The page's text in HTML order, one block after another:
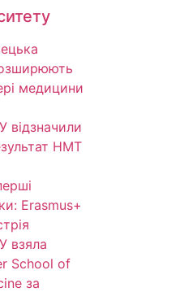
медицини
відзначили
НМТ
Erasmus+
взяла
School of
за